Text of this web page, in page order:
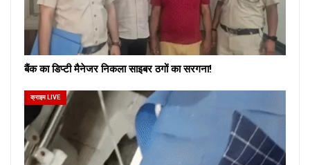
बैंक का डिप्टी मैनेजर निकला साइबर ठगों का सरगना!
क्राइम LIVE